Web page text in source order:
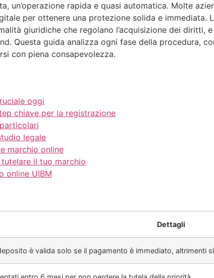
un’operazione rapida e quasi automatica. Molte
per ottenere una protezione solida e immediata.
giuridiche che regolano l’acquisizione dei diritti,
Questa guida analizza ogni fase della procedura,
con piena consapevolezza.
oggi
chiave per la registrazione
legale
marchio online
il tuo marchio
online UIBM
Dettagli
è valida solo se il pagamento è immediato, altrimenti